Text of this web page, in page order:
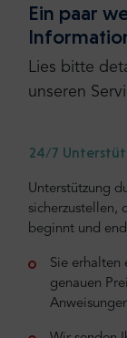
Ein paar
Lies bitte
unseren
24/7
Unterstützung
sicherzustellen,
beginnt und
Sie erhalten
genauen